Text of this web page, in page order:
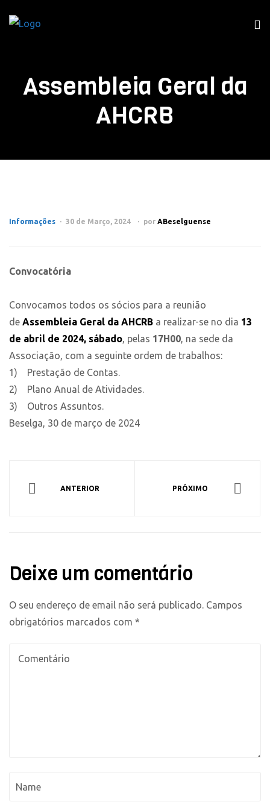
Assembleia Geral da
AHCRB
Informações 30 de Março, 2024 por ABeselguense
Convocatória
Convocamos todos os sócios para a reunião
de Assembleia Geral da AHCRB a realizar-se no dia 13
de abril de 2024, sábado, pelas 17H00, na sede da
Associação, com a seguinte ordem de trabalhos:
1) Prestação de Contas.
2) Plano Anual de Atividades.
3) Outros Assuntos.
Beselga, 30 de março de 2024
ANTERIOR PRÓXIMO
Deixe um comentário
O seu endereço de email não será publicado. Campos
obrigatórios marcados com *